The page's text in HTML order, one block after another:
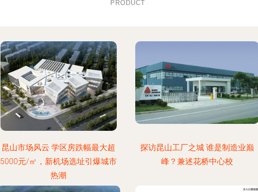
PRODUCT
昆山市场风云 学区房跌幅最大超
5000元/㎡，新机场选址引爆城市
热潮
探访昆山工厂之城 谁是制造业巅
峰？兼述花桥中心校